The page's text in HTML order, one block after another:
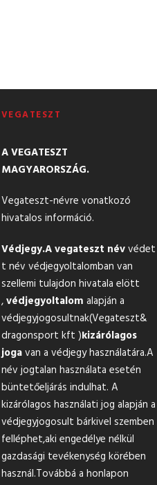
VEGATESZT
A VEGATESZT
MAGYARORSZÁG.
Vegateszt-névre vonatkozó
hivatalos információ.
Védjegy.A vegateszt névvédet
t név védjegyoltalomban van
szellemi tulajdon hivatala elött
,védjegyoltalom alapján a
védjegyjogosultnak(Vegateszt&
dragonsport kft )kizárólagos
jogavan a védjegy használatára.A
név jogtalan használata esetén
büntetőeljárás indulhat. A
kizárólagos használati jog alapján a
védjegyjogosult bárkivel szemben
felléphet,aki engedélye nélkül
gazdasági tevékenység körében
használ.Továbbá a honlapon